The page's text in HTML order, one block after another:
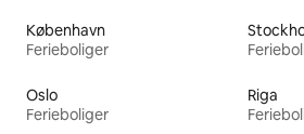
København
Ferieboliger
Oslo
Ferieboliger
Riga